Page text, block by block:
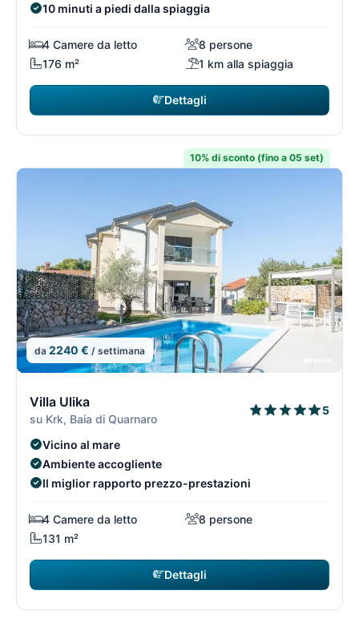
10 minuti a piedi dalla spiaggia
4 Camere da letto
8 persone
176 m²
1 km alla spiaggia
Dettagli
10% di sconto (fino a 05 set)
da 2240 € / settimana
Villa Ulika
su Krk, Baia di Quarnaro
5
Vicino al mare
Ambiente accogliente
Il miglior rapporto prezzo-prestazioni
4 Camere da letto
8 persone
131 m²
Dettagli